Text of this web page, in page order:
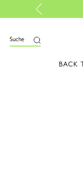
Suche
BACK